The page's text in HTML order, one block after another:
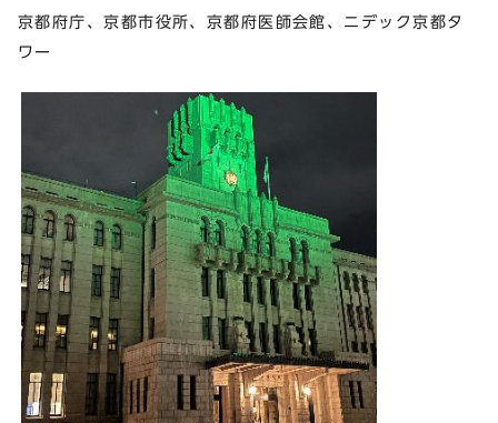
京都府庁、京都市役所、京都府医師会館、ニデック京都タ
ワー